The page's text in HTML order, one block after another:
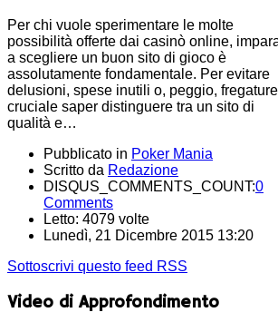
Per chi vuole sperimentare le molte
possibilità offerte dai casinò online,
a scegliere un buon sito di gioco è
assolutamente fondamentale. Per evitare
delusioni, spese inutili o, peggio,
cruciale saper distinguere tra un sito di
qualità e…
Pubblicato in Poker Mania
Scritto da Redazione
DISQUS_COMMENTS_COUNT:0
Comments
Letto: 4079 volte
Lunedì, 21 Dicembre 2015 13:20
Sottoscrivi questo feed RSS
Video di Approfondimento